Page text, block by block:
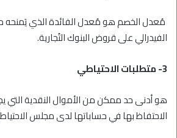
مُعدل الخصم هو مُعدل الفائدة الذي يَمنحه
الفيدراليعلى قروض البنوك التُجارية.
3- متطلبات الاحتياطي
هو أدنى حد ممكن من الأموال النقدية التي
الاحتفاظ بها في حساباتها لدى مجلس